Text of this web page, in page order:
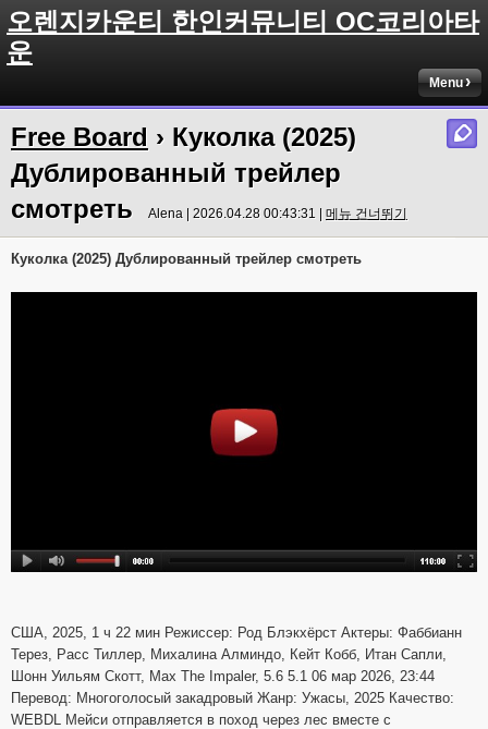
오렌지카운티 한인커뮤니티 OC코리아타
운
Menu
Free Board › Куколка (2025)
Дублированный трейлер
смотреть
Alena | 2026.04.28 00:43:31 | 메뉴 건너뛰기
Куколка (2025) Дублированный трейлер смотреть
США, 2025, 1 ч 22 мин Режиссер: Род Блэкхёрст Актеры: Фаббианн
Терез, Расс Тиллер, Михалина Алминдо, Кейт Кобб, Итан Сапли,
Шонн Уильям Скотт, Max The Impaler, 5.6 5.1 06 мар 2026, 23:44
Перевод: Многоголосый закадровый Жанр: Ужасы, 2025 Качество:
WEBDL Мейси отправляется в поход через лес вместе с